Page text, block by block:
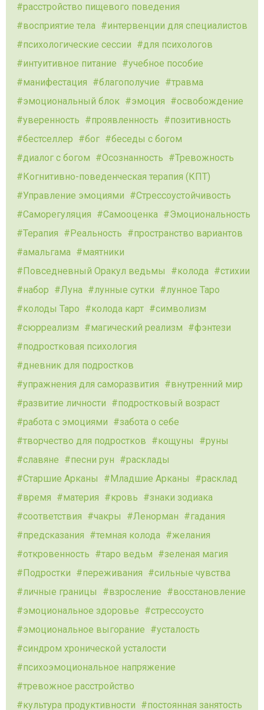
расстройство пищевого поведения
восприятие тела
интервенции для специалистов
психологические сессии
для психологов
интуитивное питание
учебное пособие
манифестация
благополучие
травма
эмоциональный блок
эмоция
освобождение
уверенность
проявленность
позитивность
бестселлер
бог
беседы с богом
диалог с богом
Осознанность
Тревожность
Когнитивно-поведенческая терапия (КПТ)
Управление эмоциями
Стрессоустойчивость
Саморегуляция
Самооценка
Эмоциональность
Терапия
Реальность
пространство вариантов
амальгама
маятники
Повседневный Оракул ведьмы
колода
стихии
набор
Луна лунные сутки
лунное Таро
колоды Таро
колода карт
символизм
сюрреализм
магический реализм
фэнтези
подростковая психология
дневник для подростков
упражнения для саморазвития
внутренний мир
развитие личности
подростковый возраст
работа с эмоциями
забота о себе
творчество для подростков
кощуны
руны
славяне
песни рун
расклады
Старшие Арканы
Младшие Арканы
расклад
время
материя кровь
знаки зодиака
соответствия
чакры Ленорман
гадания
предсказания
темная колода
желания
откровенность
таро ведьм
зеленая магия
Подростки
переживания
сильные чувства
личные границы
взросление
восстановление
эмоциональное здоровье
стрессоусто
эмоциональное выгорание
усталость
синдром хронической усталости
психоэмоциональное напряжение
тревожное расстройство
культура продуктивности
постоянная занятость